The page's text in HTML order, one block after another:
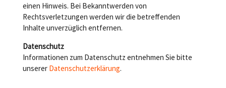
einen Hinweis. Bei Bekanntwerden von
Rechtsverletzungen werden wir die betreffenden
Inhalte unverzüglich entfernen.
Datenschutz
Informationen zum Datenschutz entnehmen Sie bitte
unserer Datenschutzerklärung.